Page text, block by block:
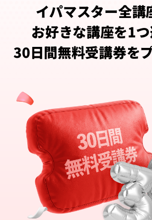
イパマスター全講
お好きな講座を1つ
30日間無料受講券を